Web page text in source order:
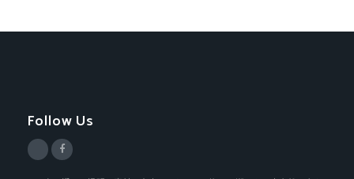
Follow Us